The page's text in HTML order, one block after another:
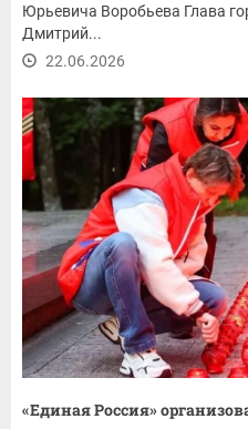
Юрьевича Воробьева Глава
Дмитрий...
22.06.2026
«Единая Россия»